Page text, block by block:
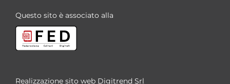
Questo sito è associato alla
Realizzazione sito web Digitrend Srl